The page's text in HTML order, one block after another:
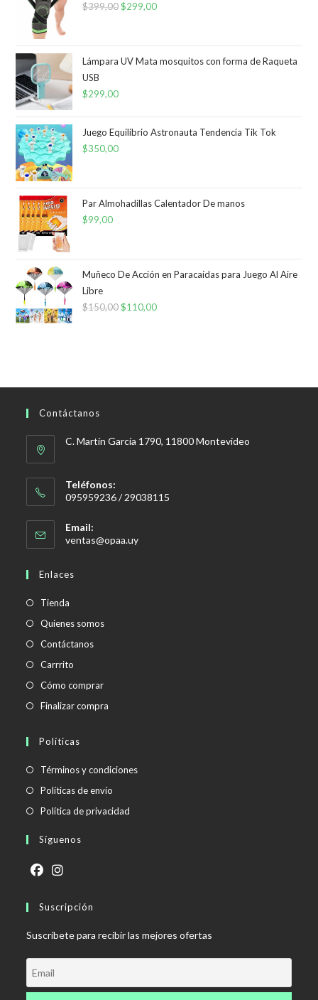
$399,00El
era:
$299,00El
es:
Lámpara UV Mata mosquitos con forma de Raqueta
USB
$299,00
Juego Equilibrio Astronauta Tendencia Tik Tok
$350,00
Par Almohadillas Calentador De manos
$99,00
Muñeco De Acción en Paracaídas para Juego Al Aire
Libre
$150,00El
$110,00El
Contáctanos
C. Martín García 1790, 11800 Montevideo
Teléfonos:
095959236 / 29038115
Email:
ventas@opaa.uySe
Enlaces
Tienda
Quienes somos
Contáctanos
Carrrito
Cómo comprar
Finalizar compra
Políticas
Términos y condicionesSe
Políticas de envío
abre
Política de privacidad
Síguenos
abre
una
nueva
pestaña
abre
una
nueva
pestaña
Suscripción
Suscríbete para recibir las mejores ofertas